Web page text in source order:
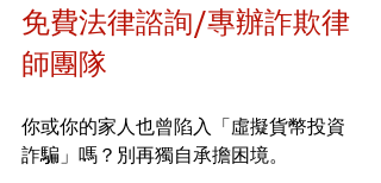
免費法律諮詢/專辦詐欺律
師團隊
你或你的家人也曾陷入「虛擬貨幣投資
詐騙」嗎？別再獨自承擔困境。